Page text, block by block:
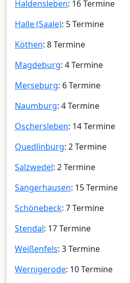
Haldensleben: 16 Termine
Halle (Saale): 5 Termine
Köthen: 8 Termine
Magdeburg: 4 Termine
Merseburg: 6 Termine
Naumburg: 4 Termine
Oschersleben: 14 Termine
Quedlinburg: 2 Termine
Salzwedel: 2 Termine
Sangerhausen: 15 Termine
Schönebeck: 7 Termine
Stendal: 17 Termine
Weißenfels: 3 Termine
Wernigerode: 10 Termine